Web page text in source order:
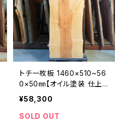
トチ一枚板 1460×510~56
0×50㎜【オイル塗装 仕上
げ済み】
¥58,300
SOLD OUT